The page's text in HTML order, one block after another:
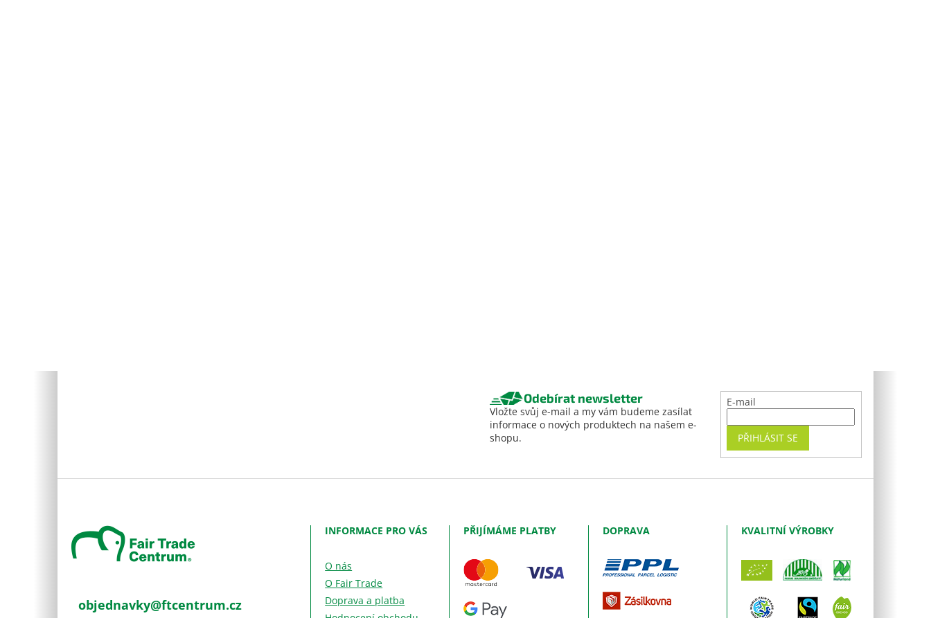
Odebírat newsletter
Vložte svůj e-mail a my vám budeme zasílat
informace o nových produktech na našem e-
shopu.
E-mail
PŘIHLÁSIT SE
objednavky@ftcentrum.cz
INFORMACE PRO VÁS
O nás
O Fair Trade
Doprava a platba
PŘIJÍMÁME PLATBY DOPRAVA KVALITNÍ VÝROBKY